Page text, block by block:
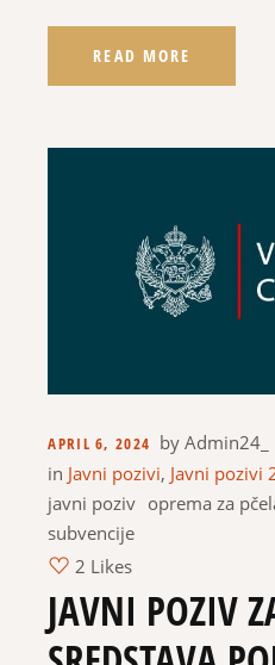
READ MORE
APRIL 6, 2024 by Admin24_
in Javni pozivi, Javni pozivi
javni poziv oprema za
subvencije
2 Likes
JAVNI POZIV